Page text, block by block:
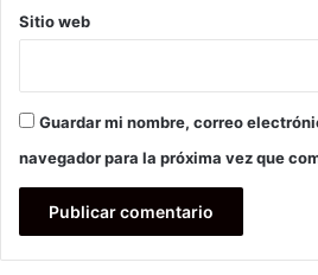
Sitio web
Guardar mi nombre, correo
navegador para la próxima vez que